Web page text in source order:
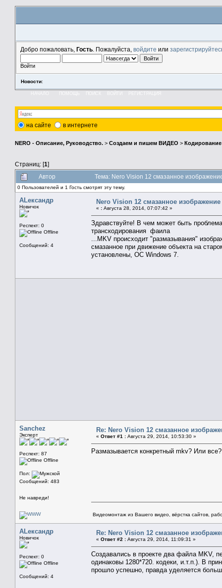
Добро пожаловать, Гость . Пожалуйста, войдите или
Войти
Новости:
ПОМОЩЬ РЕГИСТРАЦИЯ
на сайте в интернете
NERO - Описание, Руководство. > Создаем и пишем ВИДЕО >
Страниц: [1]
Автор
Тема: Nero Vision 12 смазанное
0 Пользователей и 1 Гость смотрят эту тему.
АLександр
Новичок
Респект: 0
Offline
Сообщений: 4
Nero Vision 12 смазанное изображение
« : Августа 28, 2014, 07:07:42 »
Здравствуйте! В чем может быть
транскодирования фаила
...MKV происходит "размазывания"
смазанное при движение объекта на
установлены, ОС Windows 7.
Sanchez
Эксперт
Респект: 87
Offline
Пол:
Сообщений: 483
Не навреди!
Re: Nero Vision 12 смазанное
« Ответ #1 : Августа 29, 2014, 10:53:30 »
Размазывается конкретный mkv? Или все?
Видеомонтаж из Вашего видео, вёрстка сайтов,
АLександр
Новичок
Респект: 0
Offline
Сообщений: 4
Re: Nero Vision 12 смазанное
« Ответ #2 : Августа 29, 2014, 11:09:31 »
Создавались в проекте два файла MKV,
одинаковы 1280*720. кодеки, и.т.п.). В
прошло успешно, правда уделяется